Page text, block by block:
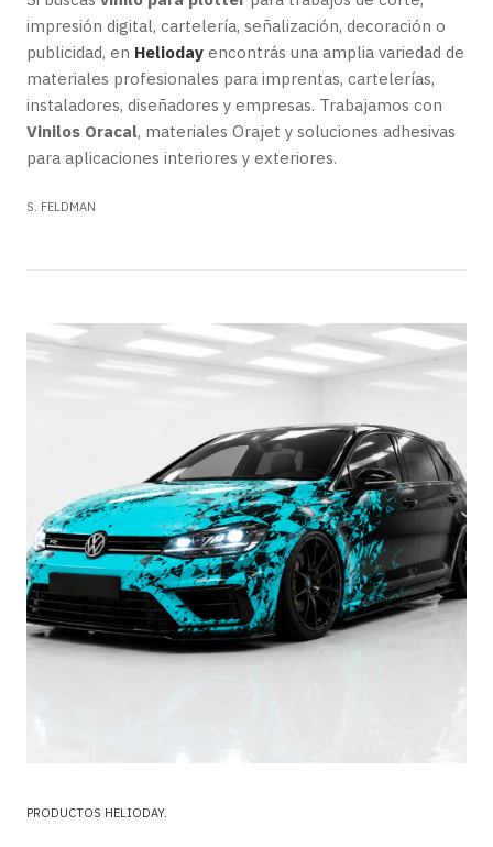
impresión digital, cartelería, señalización, decoración o
publicidad, en Helioday encontrás una amplia variedad de
materiales profesionales para imprentas, cartelerías,
instaladores, diseñadores y empresas. Trabajamos con
Vinilos Oracal, materiales Orajet y soluciones adhesivas
para aplicaciones interiores y exteriores.
S. FELDMAN
PRODUCTOS HELIODAY